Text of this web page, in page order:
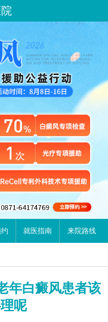
就医指南 来院路线
年白癜风患者该
呢